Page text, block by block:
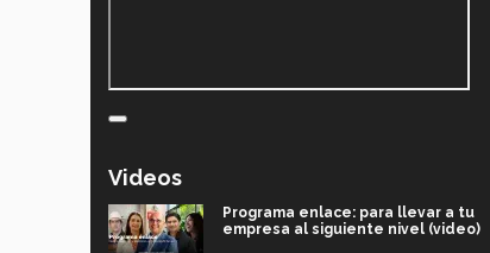
Videos
Programa enlace: para llevar a tu
empresa al siguiente nivel (video)